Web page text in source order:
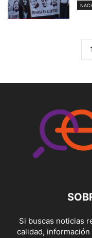
1
Si buscas noticias
calidad,